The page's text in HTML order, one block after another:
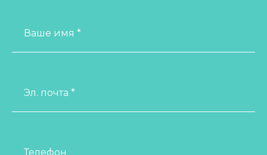
Ваше имя *
Эл. почта *
Телефон